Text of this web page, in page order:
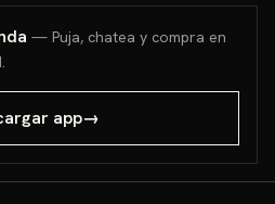
— Puja, chatea y compra en
app→